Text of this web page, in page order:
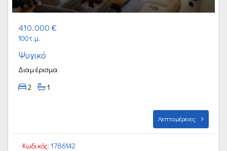
410.000 €
100τ.μ.
Ψυχικό
Διαμέρισμα
2
1
Λεπτομέρειες
Κωδικός: 1786142